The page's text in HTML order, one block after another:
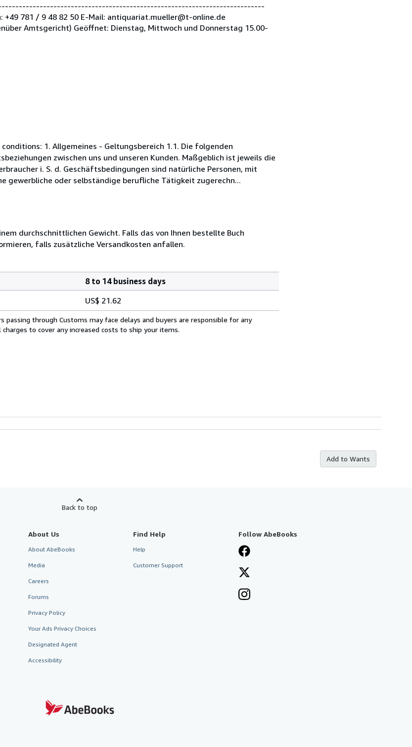
--------------------------------------------------------------------------------
781 / 9 48 82 50 E-Mail: antiquariat.mueller@t-online.de
Amtsgericht) Geöffnet: Dienstag, Mittwoch und Donnerstag 15.00-
1. Allgemeines - Geltungsbereich 1.1. Die folgenden
zwischen uns und unseren Kunden. Maßgeblich ist jeweils die
i. S. d. Geschäftsbedingungen sind natürliche Personen, mit
gewerbliche oder selbständige berufliche Tätigkeit zugerechn...
durchschnittlichen Gewicht. Falls das von Ihnen bestellte Buch
falls zusätzliche Versandkosten anfallen.
8 to 14 business days
US$ 21.62
through Customs may face delays and buyers are responsible for any
to cover any increased costs to ship your items.
Add to Wants
Back to top
About Us
About AbeBooks
Media
Careers
Forums
Privacy Policy
Your Ads Privacy Choices
Designated Agent
Accessibility
Find Help
Help
Customer Support
Follow AbeBooks